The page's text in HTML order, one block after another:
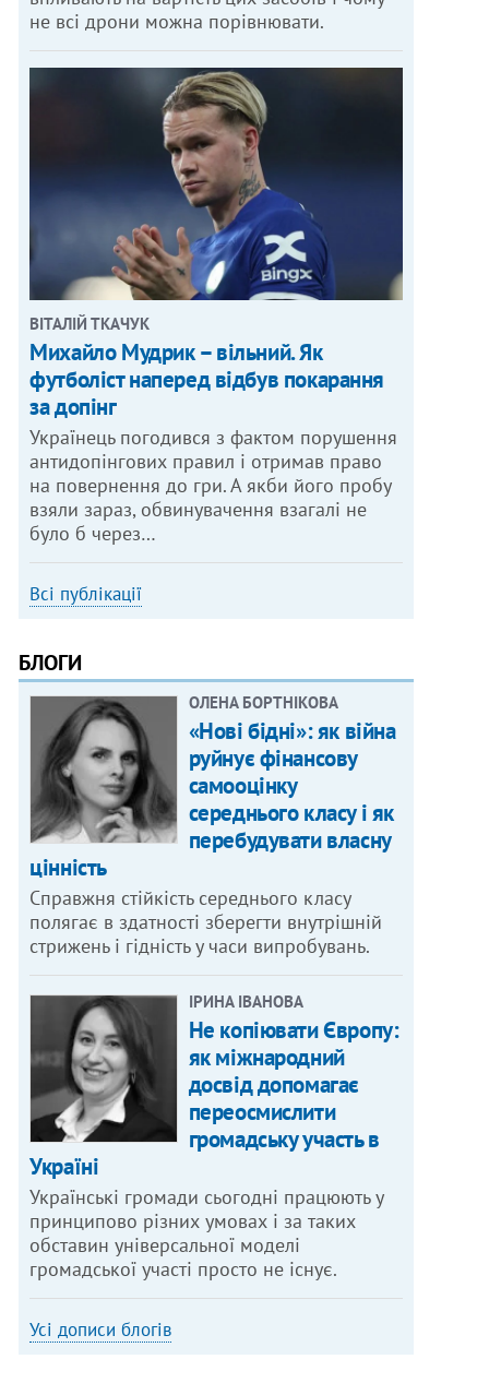
не всі дрони можна порівнювати.
ВІТАЛІЙ ТКАЧУК
Михайло Мудрик – вільний. Як
футболіст наперед відбув покарання
за допінг
Українець погодився з фактом порушення
антидопінгових правил і отримав право
на повернення до гри. А якби його пробу
взяли зараз, обвинувачення взагалі не
було б через…
Всі публікації
БЛОГИ
ОЛЕНА БОРТНІКОВА
«Нові бідні»: як війна
руйнує фінансову
самооцінку
середнього класу і як
перебудувати власну
цінність
Справжня стійкість середнього класу
полягає в здатності зберегти внутрішній
стрижень і гідність у часи випробувань.
ІРИНА ІВАНОВА
Не копіювати Європу:
як міжнародний
досвід допомагає
переосмислити
громадську участь в
Україні
Українські громади сьогодні працюють у
принципово різних умовах і за таких
обставин універсальної моделі
громадської участі просто не існує.
Усі дописи блогів